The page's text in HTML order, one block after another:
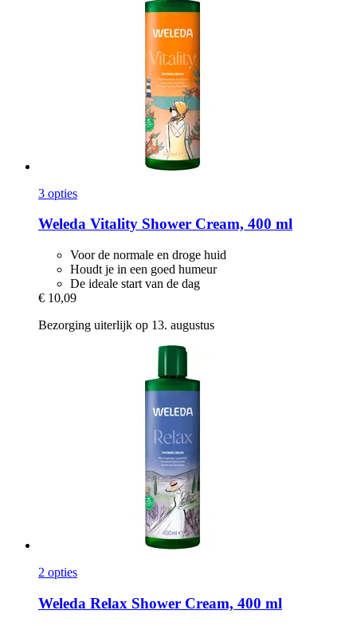
3 opties
Weleda Vitality Shower Cream, 400 ml
Voor de normale en droge huid
Houdt je in een goed humeur
De ideale start van de dag
€ 10,09
Bezorging uiterlijk op 13. augustus
2 opties
Weleda Relax Shower Cream, 400 ml